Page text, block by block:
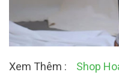
Xem Thêm : Shop